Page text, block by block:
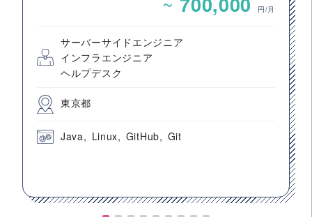
円/月
サーバーサイドエンジニア
インフラエンジニア
ヘルプデスク
東京都
Java Linux GitHub Git